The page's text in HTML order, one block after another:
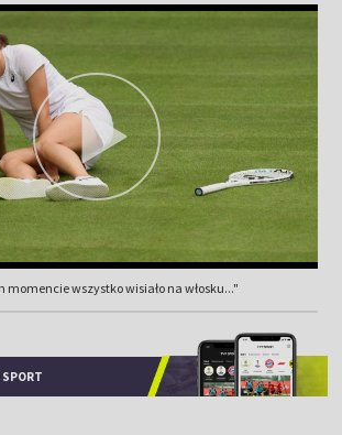
momencie wszystko wisiało na włosku..."
SPORT